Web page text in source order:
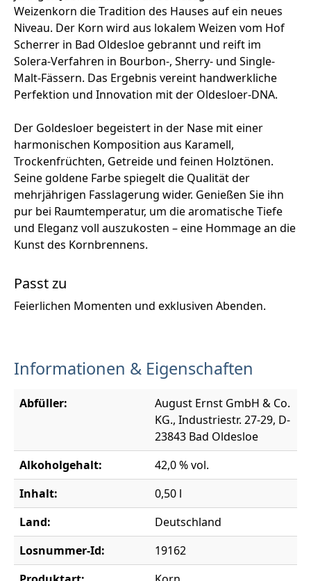
Weizenkorn die Tradition des Hauses auf ein neues
Niveau. Der Korn wird aus lokalem Weizen vom Hof
Scherrer in Bad Oldesloe gebrannt und reift im
Solera-Verfahren in Bourbon-, Sherry- und Single-
Malt-Fässern. Das Ergebnis vereint handwerkliche
Perfektion und Innovation mit der Oldesloer-DNA.
Der Goldesloer begeistert in der Nase mit einer
harmonischen Komposition aus Karamell,
Trockenfrüchten, Getreide und feinen Holztönen.
Seine goldene Farbe spiegelt die Qualität der
mehrjährigen Fasslagerung wider. Genießen Sie ihn
pur bei Raumtemperatur, um die aromatische Tiefe
und Eleganz voll auszukosten – eine Hommage an die
Kunst des Kornbrennens.
Passt zu
Feierlichen Momenten und exklusiven Abenden.
Informationen & Eigenschaften
Abfüller:
August Ernst GmbH & Co.
KG., Industriestr. 27-29, D-
23843 Bad Oldesloe
Alkoholgehalt:
42,0 % vol.
Inhalt:
0,50 l
Land:
Deutschland
Losnummer-Id:
19162